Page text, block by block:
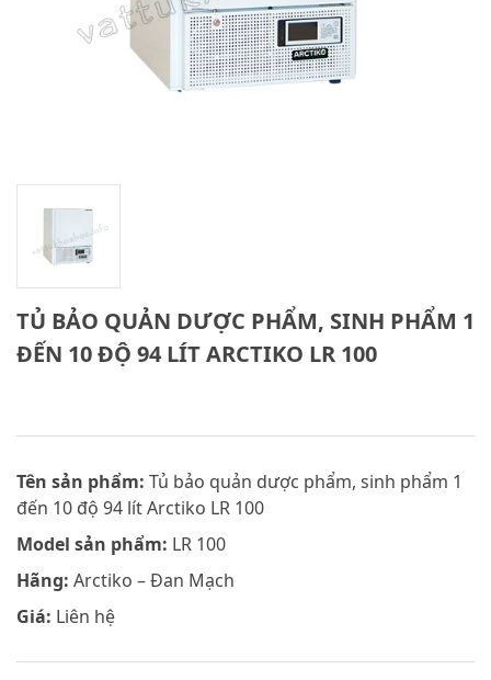
TỦ BẢO QUẢN DƯỢC PHẨM, SINH PHẨM 1
ĐẾN 10 ĐỘ 94 LÍT ARCTIKO LR 100
Tên sản phẩm: Tủ bảo quản dược phẩm, sinh phẩm 1
đến 10 độ 94 lít Arctiko LR 100
Model sản phẩm: LR 100
Hãng: Arctiko – Đan Mạch
Giá: Liên hệ